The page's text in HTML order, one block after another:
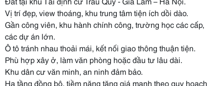
Vị trí đẹp, view thoáng, khu trung tâm tiện ích dồi dào.
Gần công viên, khu hành chính công, trường học các cấp,
các dự án lớn.
Ô tô tránh nhau thoải mái, kết nối giao thông thuận tiện.
Phù hợp xây ở, làm văn phòng hoặc đầu tư lâu dài.
Khu dân cư văn minh, an ninh đảm bảo.
Hạ tầng đồng bộ, tiềm năng tăng giá mạnh theo quy hoạch